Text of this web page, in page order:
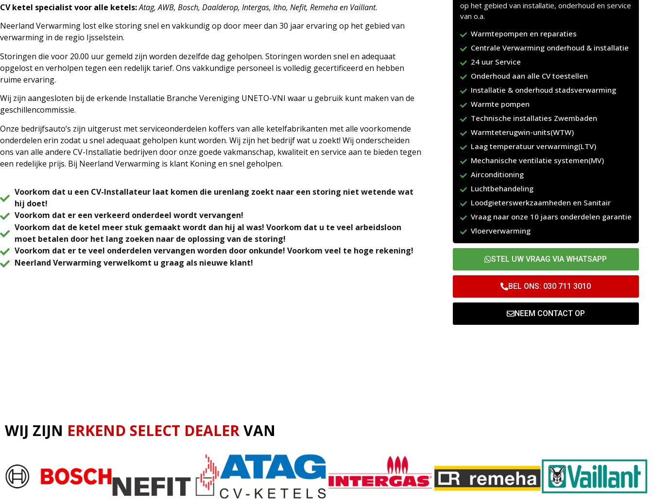
CV ketel specialist voor alle ketels:Atag, AWB, Bosch, Daalderop, Intergas, Itho, Nefit, Remeha en Vaillant.
Neerland Verwarming lost elke storing snel en vakkundig op door meer dan 30 jaar ervaring op het gebied van
verwarming in de regio Ijsselstein.
Storingen die voor 20.00 uur gemeld zijn worden dezelfde dag geholpen. Storingen worden snel en adequaat
opgelost en verholpen tegen een redelijk tarief. Ons vakkundige personeel is volledig gecertificeerd en hebben
ruime ervaring.
Wij zijn aangesloten bij de erkende Installatie Branche Vereniging UNETO-VNI waar u gebruik kunt maken van de
geschillencommissie.
Onze bedrijfsauto’s zijn uitgerust met serviceonderdelen koffers van alle ketelfabrikanten met alle voorkomende
onderdelen erin zodat u snel adequaat geholpen kunt worden. Wij zijn het bedrijf wat u zoekt! Wij onderscheiden
ons van alle andere CV-Installatie bedrijven door onze goede vakmanschap, kwaliteit en service aan te bieden tegen
een redelijke prijs. Bij Neerland Verwarming is klant Koning en snel geholpen.
Voorkom dat u een CV-Installateur laat komen die urenlang zoekt naar een storing niet wetende wat
hij doet!
Voorkom dat er een verkeerd onderdeel wordt vervangen!
Voorkom dat de ketel meer stuk gemaakt wordt dan hij al was! Voorkom dat u te veel arbeidsloon
moet betalen door het lang zoeken naar de oplossing van de storing!
Voorkom dat er te veel onderdelen vervangen worden door onkunde! Voorkom veel te hoge rekening!
Neerland Verwarming verwelkomt u graag als nieuwe klant!
op het gebied van installatie, onderhoud en service
van o.a.
Warmtepompen en reparaties
Centrale Verwarming onderhoud & installatie
24 uur Service
Onderhoud aan alle CV toestellen
Installatie & onderhoud stadsverwarming
Warmte pompen
Technische installaties Zwembaden
Warmteterugwin-units(WTW)
Laag temperatuur verwarming(LTV)
Mechanische ventilatie systemen(MV)
Airconditioning
Luchtbehandeling
Loodgieterswerkzaamheden en Sanitair
Vraag naar onze 10 jaars onderdelen garantie
Vloerverwarming
STEL UW VRAAG VIA WHATSAPP
BEL ONS: 030 711 3010
NEEM CONTACT OP
WIJ ZIJN ERKEND SELECT DEALERVAN